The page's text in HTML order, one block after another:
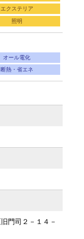
エクステリア
照明
オール電化
断熱・省エネ
門司２－１４－